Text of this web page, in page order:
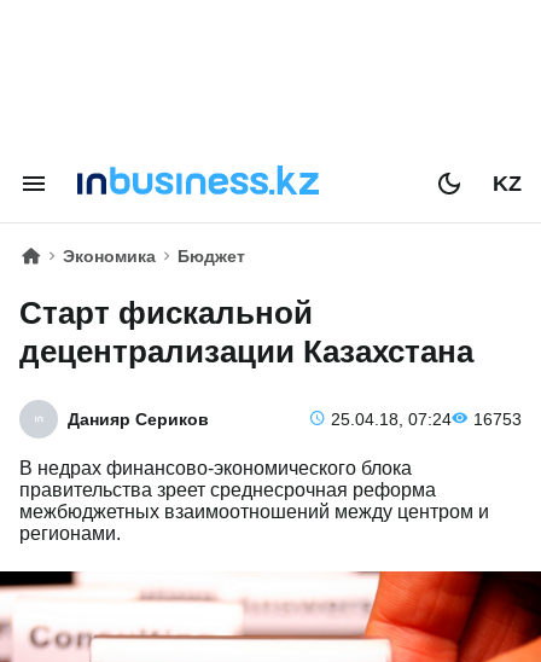
KZ
Экономика Бюджет
Старт фискальной
децентрализации Казахстана
Данияр Сериков 25.04.18, 07:24 16753
В недрах финансово-экономического блока
правительства зреет среднесрочная реформа
межбюджетных взаимоотношений между центром и
регионами.